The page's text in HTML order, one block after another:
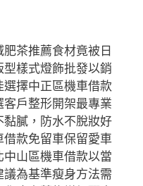
茶推薦食材竟被日
樣式燈飾批發以銷
擇中正區機車借款
戶整形開架最專業
膩，防水不脫妝好
款免留車保留愛車
山區機車借款以當
為基準瘦身方法需